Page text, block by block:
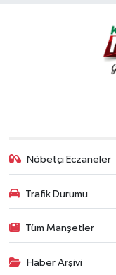
Nöbetçi Eczaneler
Trafik Durumu
Tüm Manşetler
Haber Arşivi